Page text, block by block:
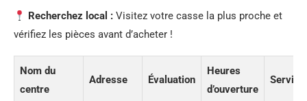
Recherchez local : Visitez votre casse la plus proche et
vérifiez les pièces avant d’acheter !
Nom du
centre
Adresse Évaluation
Heures
d’ouverture